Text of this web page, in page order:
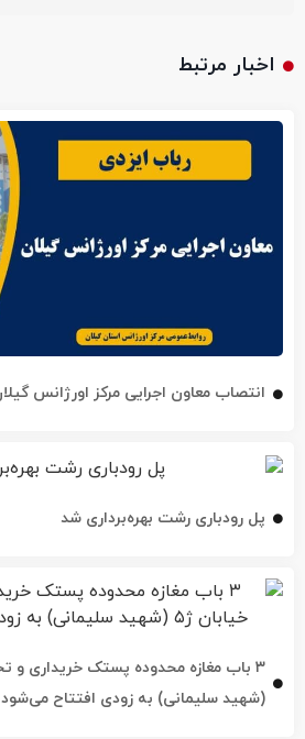
انتصاب معاون اجرایی مرکز اورژانس گیلان
پل رودباری رشت بهره‌برداری شد